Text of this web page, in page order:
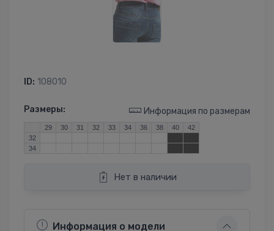
ID: 108010
Размеры: Информация по размерам
29 30 31 32 33 34 36 38 40
42
32
34
Нет в наличии
Информация о модели